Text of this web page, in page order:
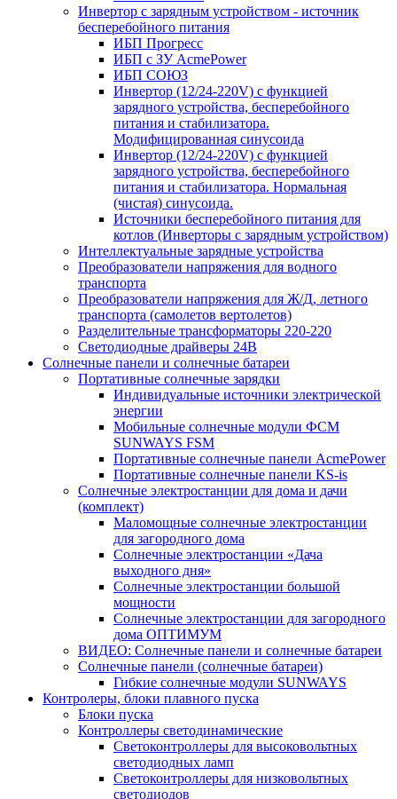
Инвертор с зарядным устройством - источник
бесперебойного питания
ИБП Прогресс
ИБП с ЗУ AcmePower
ИБП СОЮЗ
Инвертор (12/24-220V) с функцией
зарядного устройства, бесперебойного
питания и стабилизатора.
Модифицированная синусоида
Инвертор (12/24-220V) с функцией
зарядного устройства, бесперебойного
питания и стабилизатора. Нормальная
(чистая) синусоида.
Источники бесперебойного питания для
котлов (Инверторы с зарядным устройством)
Интеллектуальные зарядные устройства
Преобразователи напряжения для водного
транспорта
Преобразователи напряжения для Ж/Д, летного
транспорта (самолетов вертолетов)
Разделительные трансформаторы 220-220
Светодиодные драйверы 24В
Солнечные панели и солнечные батареи
Портативные солнечные зарядки
Индивидуальные источники электрической
энергии
Мобильные солнечные модули ФСМ
SUNWAYS FSM
Портативные солнечные панели AcmePower
Портативные солнечные панели KS-is
Солнечные электростанции для дома и дачи
(комплект)
Маломощные солнечные электростанции
для загородного дома
Солнечные электростанции «Дача
выходного дня»
Солнечные электростанции большой
мощности
Солнечные электростанции для загородного
дома ОПТИМУМ
ВИДЕО: Солнечные панели и солнечные батареи
Солнечные панели (солнечные батареи)
Гибкие солнечные модули SUNWAYS
Контролеры, блоки плавного пуска
Блоки пуска
Контроллеры светодинамические
Светоконтроллеры для высоковольтных
светодиодных ламп
Светоконтроллеры для низковольтных
светодиодов